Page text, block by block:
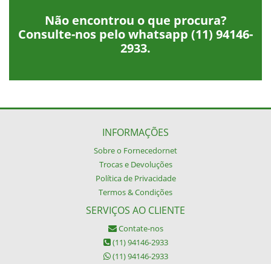
Não encontrou o que procura?
Consulte-nos pelo whatsapp (11) 94146-
2933.
INFORMAÇÕES
Sobre o Fornecedornet
Trocas e Devoluções
Política de Privacidade
Termos & Condições
SERVIÇOS AO CLIENTE
Contate-nos
(11) 94146-2933
(11) 94146-2933